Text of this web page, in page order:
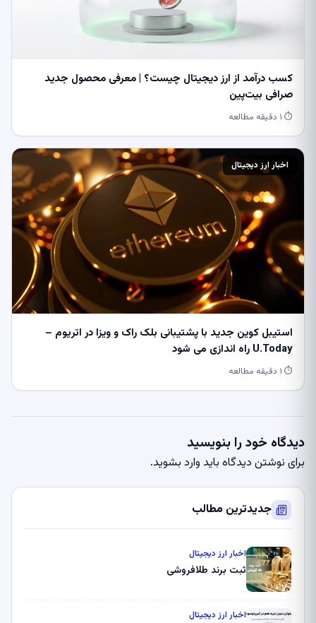
کسب درآمد از ارز دیجیتال چیست؟ | معرفی محصول جدید
صرافی بیت‌پین
⏱ ۱ دقیقه مطالعه
اخبار ارز دیجیتال
استیبل کوین جدید با پشتیبانی بلک راک و ویزا در اتریوم –
U.Today راه اندازی می شود
⏱ ۱ دقیقه مطالعه
دیدگاه خود را بنویسید
برای نوشتن دیدگاه باید وارد بشوید.
جدیدترین مطالب
اخبار ارز دیجیتال
ثبت برند طلافروشی
اخبار ارز دیجیتال